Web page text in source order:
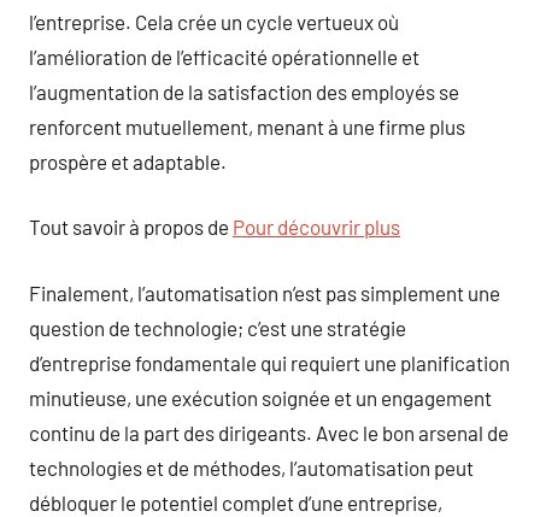
l’entreprise. Cela crée un cycle vertueux où
l’amélioration de l’efficacité opérationnelle et
l’augmentation de la satisfaction des employés se
renforcent mutuellement, menant à une firme plus
prospère et adaptable.
Tout savoir à propos de Pour découvrir plus
Finalement, l’automatisation n’est pas simplement une
question de technologie; c’est une stratégie
d’entreprise fondamentale qui requiert une planification
minutieuse, une exécution soignée et un engagement
continu de la part des dirigeants. Avec le bon arsenal de
technologies et de méthodes, l’automatisation peut
débloquer le potentiel complet d’une entreprise,